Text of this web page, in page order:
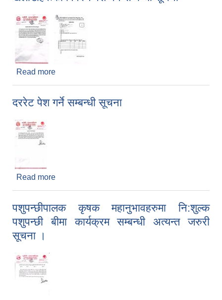
Read more
दररेट पेश गर्ने सम्बन्धी सूचना
Read more
पशुपन्छीपालक कृषक महानुभावहरुमा नि:शुल्क
पशुपन्छी बीमा कार्यक्रम सम्बन्धी अत्यन्त जरुरी
सूचना ।